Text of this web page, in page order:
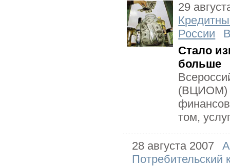
29
России
Стало
больше
(ВЦИОМ)
том,
28 августа 2007
Потребительский